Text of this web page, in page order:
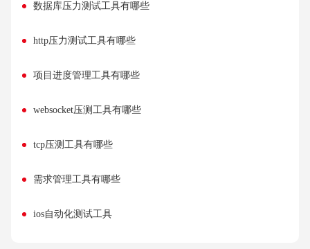
数据库压力测试工具有哪些
http压力测试工具有哪些
项目进度管理工具有哪些
websocket压测工具有哪些
tcp压测工具有哪些
需求管理工具有哪些
ios自动化测试工具